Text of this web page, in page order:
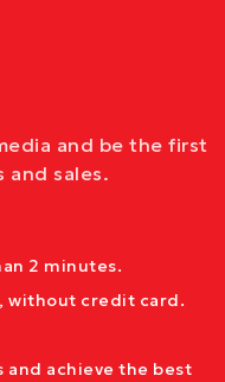
and be the first
and sales.
2 minutes.
without credit card.
achieve the best